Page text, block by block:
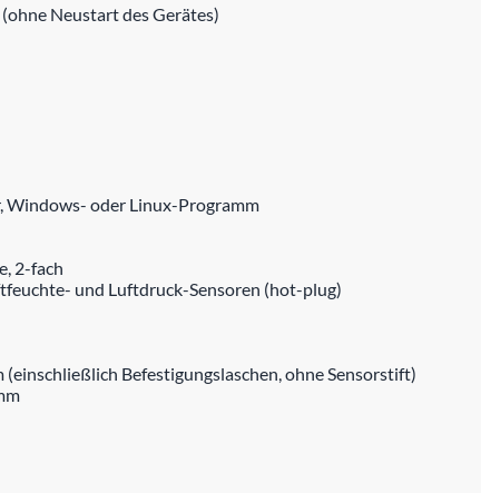
Neustart des Gerätes)
Windows- oder Linux-Programm
2-fach
und Luftdruck-Sensoren (hot-plug)
Befestigungslaschen, ohne Sensorstift)